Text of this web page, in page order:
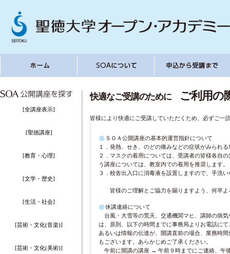
[全講座表示]
[聖徳講座]
[教育・心理]
[文学・歴史]
[生活・社会]
[芸術・文化(音楽)]
[芸術・文化(美術)]
快適なご受講のために ご利用の
皆様により快適にご受講していただくため、必ずご一
ＳＯＡ公開講座の基本的運営指針について
１．発熱、せき、のどの痛みなどの症状がみられ
２．マスクの着用については、受講者の皆様各自
う講座については、教室内での着用を推奨します。
３．校舎出入口に消毒液を設置しますので、手洗
皆様のご理解とご協力を賜りますよう、何卒よ
休講連絡について
台風・大雪等の荒天、交通機関マヒ、講師の病
は、原則、以下の時間までに事務局よりお電話に
あるいは情報の伝達が、開講直前の場合、業務時
もございます。あらかじめご了承ください。
午前に開講の講座 → 午前９時までにご連絡、午